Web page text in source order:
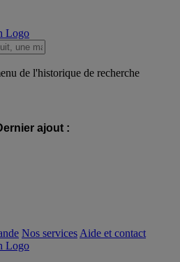
de l'historique de recherche
ajout :
Nos services